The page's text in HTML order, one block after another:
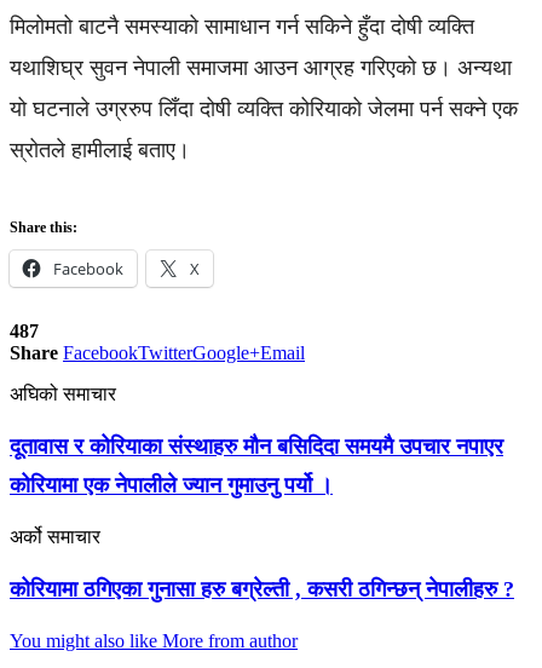
मिलोमतो बाटनै समस्याको सामाधान गर्न सकिने हुँदा दोषी व्यक्ति
यथाशिघ्र सुवन नेपाली समाजमा आउन आग्रह गरिएको छ। अन्यथा
यो घटनाले उग्ररुप लिँदा दोषी व्यक्ति कोरियाको जेलमा पर्न सक्ने एक
स्रोतले हामीलाई बताए।
Share this:
Facebook X
487
Share FacebookTwitterGoogle+Email
अघिको समाचार
दूतावास र कोरियाका संस्थाहरु मौन बसिदिदा समयमै उपचार नपाएर
कोरियामा एक नेपालीले ज्यान गुमाउनु पर्यो ।
अर्को समाचार
कोरियामा ठगिएका गुनासा हरु बग्रेल्ती , कसरी ठगिन्छन् नेपालीहरु ?
You might also like More from author